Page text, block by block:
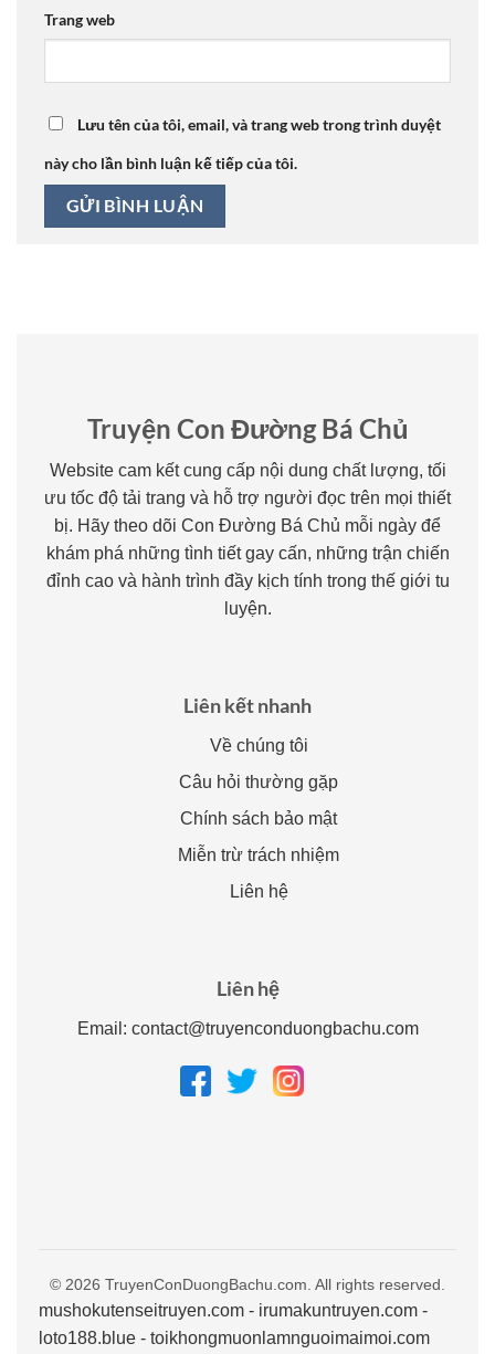
Trang web
Lưu tên của tôi, email, và trang web trong trình duyệt
này cho lần bình luận kế tiếp của tôi.
Truyện Con Đường Bá Chủ
Website cam kết cung cấp nội dung chất lượng, tối
ưu tốc độ tải trang và hỗ trợ người đọc trên mọi thiết
bị. Hãy theo dõi Con Đường Bá Chủ mỗi ngày để
khám phá những tình tiết gay cấn, những trận chiến
đỉnh cao và hành trình đầy kịch tính trong thế giới tu
luyện.
Liên kết nhanh
Về chúng tôi
Câu hỏi thường gặp
Chính sách bảo mật
Miễn trừ trách nhiệm
Liên hệ
Liên hệ
Email: contact@truyenconduongbachu.com
© 2026 TruyenConDuongBachu.com. All rights reserved.
mushokutenseitruyen.com - irumakuntruyen.com -
loto188.blue - toikhongmuonlamnguoimaimoi.com